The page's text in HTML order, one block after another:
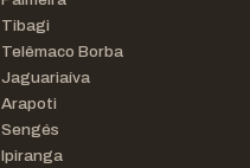
Tibagi
Telêmaco Borba
Jaguariaíva
Arapoti
Sengés
Ipiranga